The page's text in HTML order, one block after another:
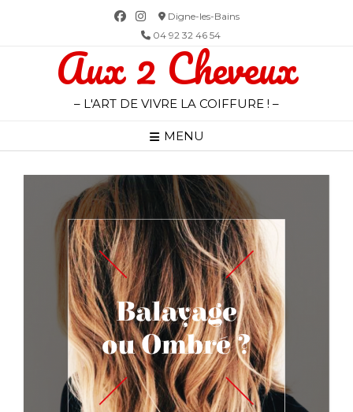
Digne-les-Bains
04 92 32 46 54
Aux 2 Cheveux
– L'ART DE VIVRE LA COIFFURE ! –
MENU